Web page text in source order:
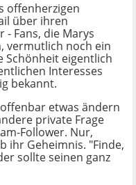
offenherzigen
über ihren
Fans, die Marys
vermutlich noch ein
Schönheit eigentlich
Interesses
bekannt.
etwas ändern
private Frage
Follower. Nur,
ihr Geheimnis. "Finde,
sollte seinen ganz